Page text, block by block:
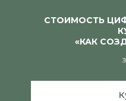
СТОИМОСТЬ
«КАК